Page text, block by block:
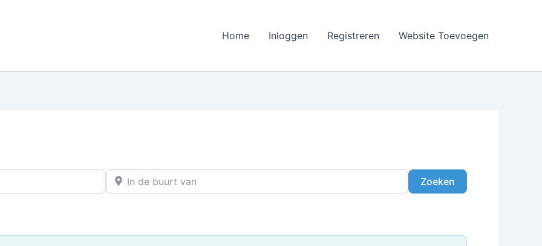
Home Inloggen Registreren Website Toevoegen
In de buurt van
ZoekenZoeken